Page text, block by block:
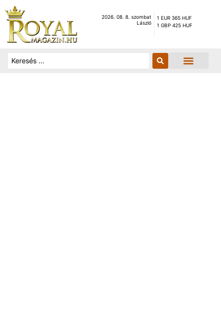
2026. 08. 8. szombat
László
1 EUR 365 HUF
1 GBP 425 HUF